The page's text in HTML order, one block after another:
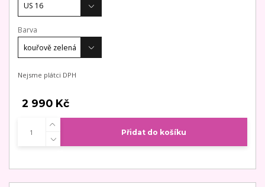
Barva
Nejsme plátci DPH
2 990 Kč
Přidat do košíku